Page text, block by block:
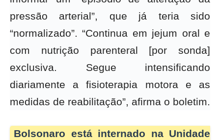
pressão arterial”, que já teria sido
“normalizado”. “Continua em jejum oral e
com nutrição parenteral [por sonda]
exclusiva. Segue intensificando
diariamente a fisioterapia motora e as
medidas de reabilitação”, afirma o boletim.
Bolsonaro está internado na Unidade